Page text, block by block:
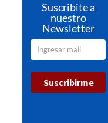
Suscribite a
nuestro
Newsletter
Suscribirme